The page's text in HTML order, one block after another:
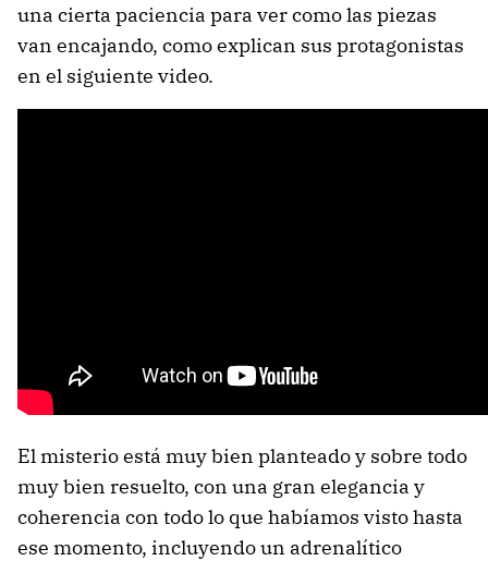
una cierta paciencia para ver como las piezas
van encajando, como explican sus protagonistas
en el siguiente video.
El misterio está muy bien planteado y sobre todo
muy bien resuelto, con una gran elegancia y
coherencia con todo lo que habíamos visto hasta
ese momento, incluyendo un adrenalítico